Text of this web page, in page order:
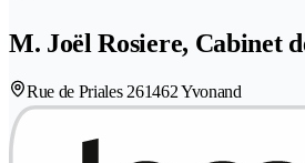
M. Joël Rosiere, Cabinet
Rue de Priales 261462 Yvonand